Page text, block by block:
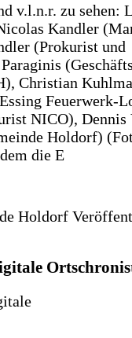
v.l.n.r. zu sehen:
Kandler
(Prokurist und
Christian
Feuerwerk-
NICO),
Holdorf)
die E
Holdorf